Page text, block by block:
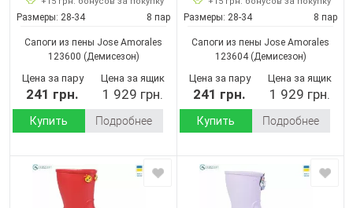
Размеры: 28-34 8 пар
Сапоги из пены Jose Amorales
123600 (Демисезон)
Цена за пару
241 грн.
Цена за ящик
1 929 грн.
Купить Подробнее
Размеры: 28-34 8 пар
Сапоги из пены Jose Amorales
123604(Демисезон)
Цена за пару
241 грн.
Цена за ящик
1 929 грн.
Купить Подробнее